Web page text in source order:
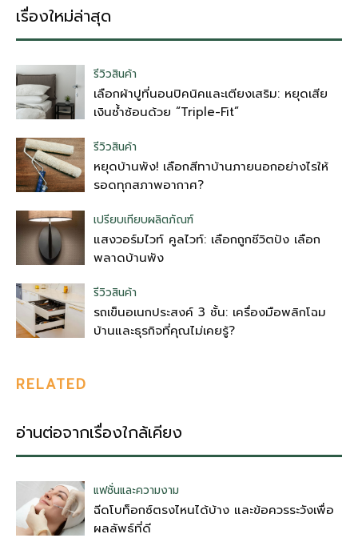
เรื่องใหม่ล่าสุด
รีวิวสินค้า
เลือกผ้าปูที่นอนปิคนิคและเตียงเสริม: หยุดเสีย
เงินซ้ำซ้อนด้วย “Triple-Fit”
รีวิวสินค้า
หยุดบ้านพัง! เลือกสีทาบ้านภายนอกอย่างไรให้
รอดทุกสภาพอากาศ?
เปรียบเทียบผลิตภัณฑ์
แสงวอร์มไวท์ คูลไวท์: เลือกถูกชีวิตปัง เลือก
พลาดบ้านพัง
รีวิวสินค้า
รถเข็นอเนกประสงค์ 3 ชั้น: เครื่องมือพลิกโฉม
บ้านและธุรกิจที่คุณไม่เคยรู้?
RELATED
อ่านต่อจากเรื่องใกล้เคียง
แฟชั่นและความงาม
ฉีดโบท็อกซ์ตรงไหนได้บ้าง และข้อควรระวังเพื่อ
ผลลัพธ์ที่ดี